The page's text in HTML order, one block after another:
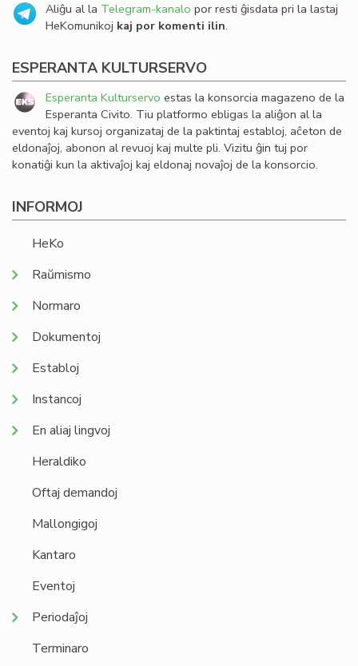
Aliĝu al la Telegram-kanalo por resti ĝisdata pri la lastaj
HeKomunikoj kaj por komenti ilin.
ESPERANTA KULTURSERVO
Esperanta Kulturservo estas la konsorcia magazeno de la
Esperanta Civito. Tiu platformo ebligas la aliĝon al la
eventoj kaj kursoj organizataj de la paktintaj establoj, aĉeton de
eldonaĵoj, abonon al revuoj kaj multe pli. Vizitu ĝin tuj por
konatiĝi kun la aktivaĵoj kaj eldonaj novaĵoj de la konsorcio.
INFORMOJ
HeKo
Raŭmismo
Normaro
Dokumentoj
Establoj
Instancoj
En aliaj lingvoj
Heraldiko
Oftaj demandoj
Mallongigoj
Kantaro
Eventoj
Periodaĵoj
Terminaro